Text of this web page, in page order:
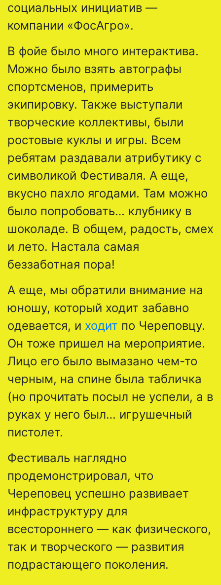
социальных инициатив —
компании «ФосАгро».
В фойе было много интерактива.
Можно было взять автографы
спортсменов, примерить
экипировку. Также выступали
творческие коллективы, были
ростовые куклы и игры. Всем
ребятам раздавали атрибутику с
символикой Фестиваля. А еще,
вкусно пахло ягодами. Там можно
было попробовать… клубнику в
шоколаде. В общем, радость, смех
и лето. Настала самая
беззаботная пора!
А еще, мы обратили внимание на
юношу, который ходит забавно
одевается, и ходит по Череповцу.
Он тоже пришел на мероприятие.
Лицо его было вымазано чем-то
черным, на спине была табличка
(но прочитать посыл не успели, а в
руках у него был… игрушечный
пистолет.
Фестиваль наглядно
продемонстрировал, что
Череповец успешно развивает
инфраструктуру для
всестороннего — как физического,
так и творческого — развития
подрастающего поколения.